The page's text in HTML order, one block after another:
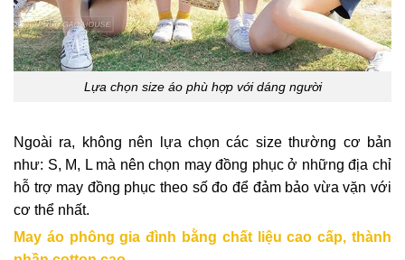
Lựa chọn size áo phù hợp với dáng người
Ngoài ra, không nên lựa chọn các size thường cơ bản
như: S, M, L mà nên chọn may đồng phục ở những địa chỉ
hỗ trợ may đồng phục theo số đo để đảm bảo vừa vặn với
cơ thể nhất.
May áo phông gia đình bằng chất liệu cao cấp, thành